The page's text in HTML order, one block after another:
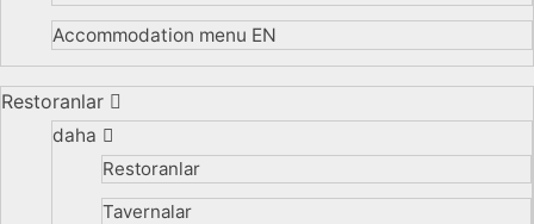
Accommodation menu EN
Restoranlar
daha
Restoranlar
Tavernalar